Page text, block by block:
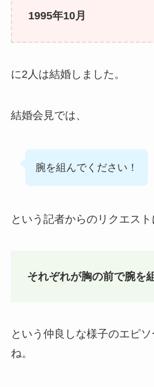
1995年10月
に2人は結婚しました。
結婚会見では、
腕を組んでください！
という記者からのリクエスト
それぞれが胸の前で腕を
という仲良しな様子のエピ
ね。